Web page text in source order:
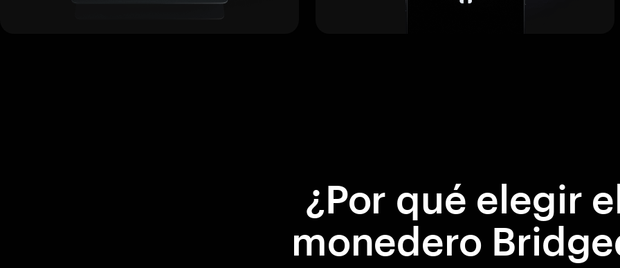
¿Por qué elegir
monedero